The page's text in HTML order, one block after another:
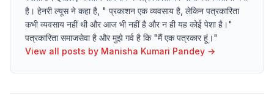
है। हेनरी ल्यूस ने कहा है, " प्रकाशन एक व्यवसाय है, लेकिन पत्रकारिता
कभी व्यवसाय नहीं थी और आज भी नहीं है और न ही यह कोई पेशा है।"
पत्रकारिता समाजसेवा है और मुझे गर्व है कि "मैं एक पत्रकार हूं।"
View all posts by Manisha Kumari Pandey →